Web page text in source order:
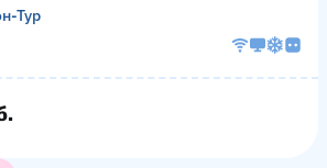
Тур